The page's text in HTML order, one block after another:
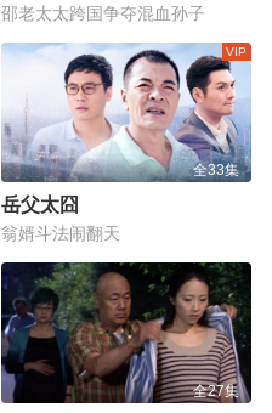
邵老太太跨国争夺混血孙子
全33集
岳父太囧
翁婿斗法闹翻天
全27集